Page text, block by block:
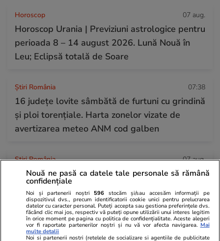
Horoscop 07 aug.
Horoscop Urania | Previziuni astrologice pentru
perioada 8 – 14 august 2026. Lună Nouă în
Leu; Eclipsă totală de Soare
Știri România 07:38
16 județe lovite sâmbătă de furtuni cu grindină
și ploi torențiale. Harta zonelor vizate de
avertizarea meteo ANM cod galben
Știri România 07 aug.
Debitul Dunării a atins un minim istoric, dar
hidrologii anunță că fluviul va începe să
crească din 13 august: „Am mai câștiga 3-4
zile”
Nouă ne pasă ca datele tale personale să rămână
confidențiale
Noi și partenerii noștri 596 stocăm și/sau accesăm informații pe
dispozitivul dvs., precum identificatorii cookie unici pentru prelucrarea
datelor cu caracter personal. Puteți accepta sau gestiona preferințele dvs.
făcând clic mai jos, respectiv vă puteți opune utilizării unui interes legitim
în orice moment pe pagina cu politica de confidențialitate. Aceste alegeri
vor fi raportate partenerilor noștri și nu vă vor afecta navigarea. Mai
multe detalii
Noi si partenerii nostri (retelele de socializare si agentiile de publicitate